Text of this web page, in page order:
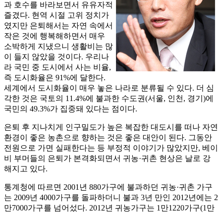
과 호수를 바라보면서 유유자적
즐겼다. 현역 시절 고위 정치가
였지만 은퇴해서는 자연 속에서
작은 것에 행복해하면서 매우
소박하게 지냈으니 생활비는 많
이 들지 않았을 것이다. 우리나
라 국민 중 도시에서 사는 비율,
즉 도시화율은 91%에 달한다.
세계에서 도시화율이 매우 놓은 나라로 분류될 수 있다. 더 심
각한 것은 국토의 11.4%에 불과한 수도권(서울, 인천, 경기)에
국민의 49.3%가 집중돼 있다는 점이다.
은퇴 후 지나치게 인구밀도가 높은 복잡한 대도시를 떠나 자연
환경이 좋은 농촌으로 향하는 것은 좋은 대안이 된다. 그동안
전원으로 가면 실패한다는 등 부정적 이야기가 많았지만, 베이
비 부머들의 은퇴가 본격화되면서 귀농·귀촌 현상은 날로 강
해지고 있다.
통계청에 따르면 2001년 880가구에 불과하던 귀농·귀촌 가구
는 2009년 4000가구를 돌파하더니 불과 3년 만인 2012년에는 2
만7000가구를 넘어섰다. 2012년 귀농가구는 1만1220가구(1만